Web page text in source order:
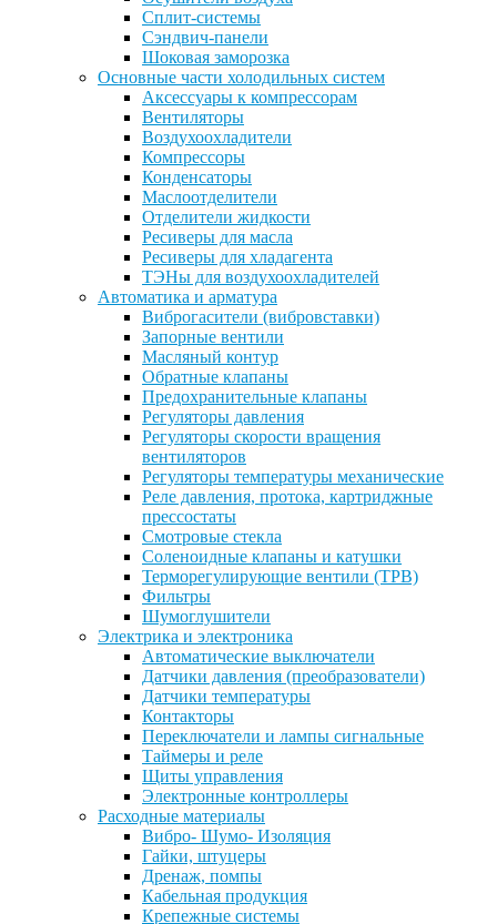
Сплит-системы
Сэндвич-панели
Шоковая заморозка
Основные части холодильных систем
Аксессуары к компрессорам
Вентиляторы
Воздухоохладители
Компрессоры
Конденсаторы
Маслоотделители
Отделители жидкости
Ресиверы для масла
Ресиверы для хладагента
ТЭНы для воздухоохладителей
Автоматика и арматура
Виброгасители (вибровставки)
Запорные вентили
Масляный контур
Обратные клапаны
Предохранительные клапаны
Регуляторы давления
Регуляторы скорости вращения
вентиляторов
Регуляторы температуры механические
Реле давления, протока, картриджные
прессостаты
Смотровые стекла
Соленоидные клапаны и катушки
Терморегулирующие вентили (ТРВ)
Фильтры
Шумоглушители
Электрика и электроника
Автоматические выключатели
Датчики давления (преобразователи)
Датчики температуры
Контакторы
Переключатели и лампы сигнальные
Таймеры и реле
Щиты управления
Электронные контроллеры
Расходные материалы
Вибро- Шумо- Изоляция
Гайки, штуцеры
Дренаж, помпы
Кабельная продукция
Крепежные системы